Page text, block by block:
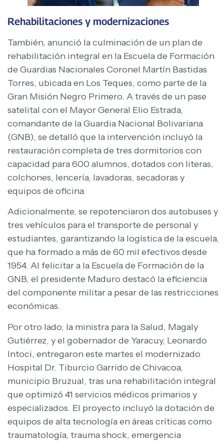
Rehabilitaciones y modernizaciones
También, anunció la culminación de un plan de
rehabilitación integral en la Escuela de Formación
de Guardias Nacionales Coronel Martín Bastidas
Torres, ubicada en Los Teques, como parte de la
Gran Misión Negro Primero. A través de un pase
satelital con el Mayor General Elio Estrada,
comandante de la Guardia Nacional Bolivariana
(GNB), se detalló que la intervención incluyó la
restauración completa de tres dormitorios con
capacidad para 600 alumnos, dotados con literas,
colchones, lencería, lavadoras, secadoras y
equipos de oficina.
Adicionalmente, se repotenciaron dos autobuses y
tres vehículos para el transporte de personal y
estudiantes, garantizando la logística de la escuela,
que ha formado a más de 60 mil efectivos desde
1954. Al felicitar a la Escuela de Formación de la
GNB, el presidente Maduro destacó la eficiencia
del componente militar a pesar de las restricciones
económicas.
Por otro lado, la ministra para la Salud, Magaly
Gutiérrez, y el gobernador de Yaracuy, Leonardo
Intoci, entregaron este martes el modernizado
Hospital Dr. Tiburcio Garrido de Chivacoa,
municipio Bruzual, tras una rehabilitación integral
que optimizó 41 servicios médicos primarios y
especializados. El proyecto incluyó la dotación de
equipos de alta tecnología en áreas críticas como
traumatología, trauma shock, emergencia